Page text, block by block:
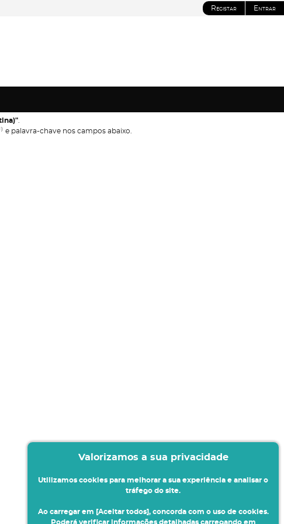
Registar Entrar
e palavra-chave nos campos abaixo.
Valorizamos a sua privacidade
Utilizamos cookies para melhorar a sua experiência e analisar o
tráfego do site.
Ao carregar em [Aceitar todos], concorda com o uso de cookies.
Poderá verificar informações detalhadas carregando em